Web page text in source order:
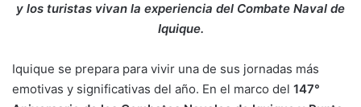
y los turistas vivan la experiencia del Combate Naval de
Iquique.
Iquique se prepara para vivir una de sus jornadas más
emotivas y significativas del año. En el marco del 147°